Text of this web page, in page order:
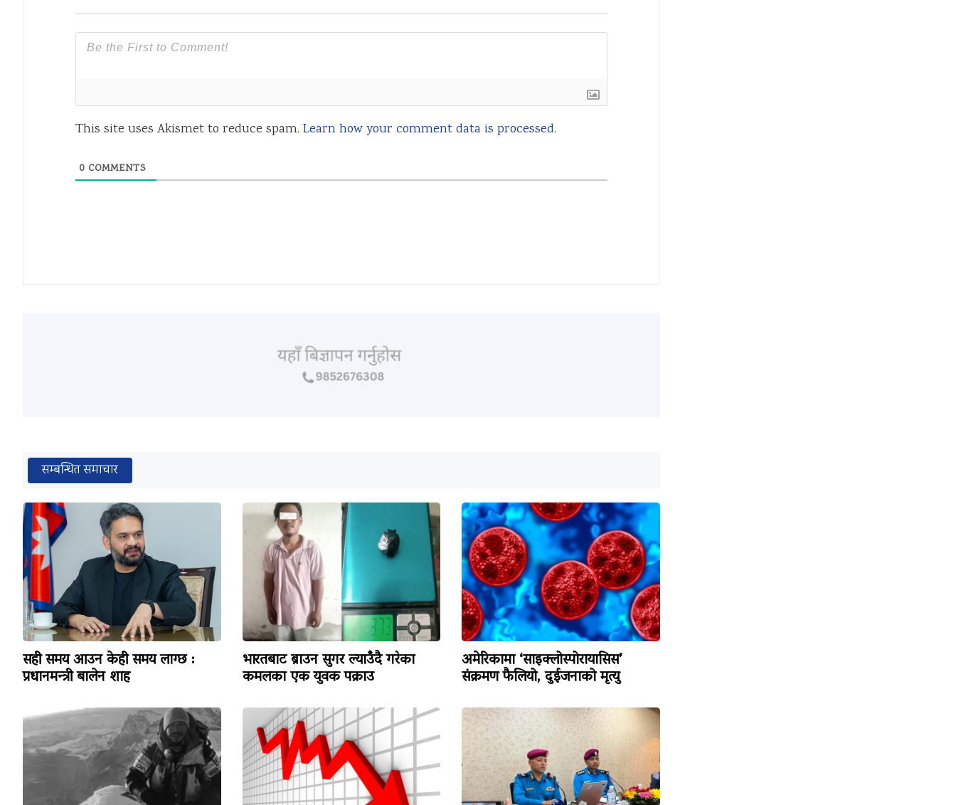
This site uses Akismet to reduce spam. Learn how your comment data is processed.
0 COMMENTS
सम्बन्धित समाचार
सही समय आउन केही समय लाग्छ :
प्रधानमन्त्री बालेन शाह
भारतबाट ब्राउन सुगर ल्याउँदै गरेका
कमलका एक युवक पक्राउ
अमेरिकामा ‘साइक्लोस्पोरायासिस’
संक्रमण फैलियो, दुईजनाको मृत्यु